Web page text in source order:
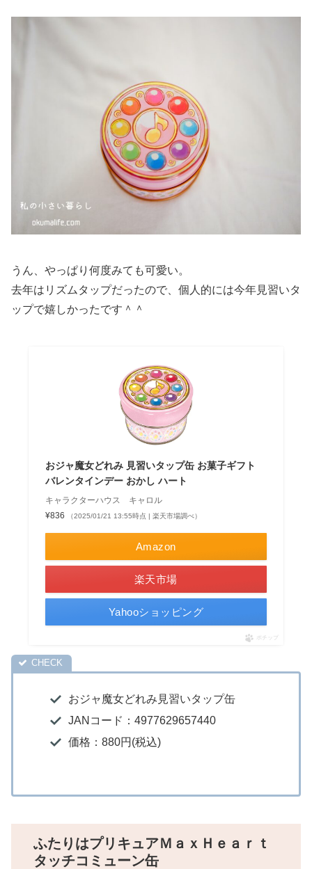
うん、やっぱり何度みても可愛い。
去年はリズムタップだったので、個人的には今年見習いタ
ップで嬉しかったです＾＾
おジャ魔女どれみ 見習いタップ缶 お菓子ギフト
バレンタインデー おかし ハート
キャラクターハウス キャロル
¥836
（2025/01/21 13:55時点 | 楽天市場調べ）
Amazon
楽天市場
Yahooショッピング
ポチップ
おジャ魔女どれみ見習いタップ缶
JANコード：4977629657440
価格：880円(税込)
ふたりはプリキュアＭａｘＨｅａｒｔ
タッチコミューン缶